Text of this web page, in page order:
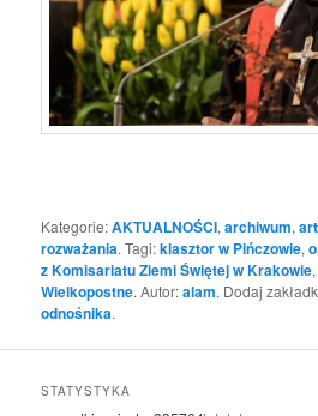
Kategorie:AKTUALNOŚCI,archiwum,
rozważania. Tagi:klasztor w Pińczowie,
z Komisariatu Ziemi Świętej w Krakowie
Wielkopostne. Autor:alam. Dodaj
odnośnika.
STATYSTYKA